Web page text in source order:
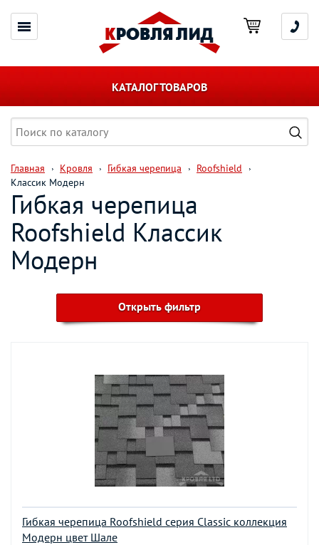
КАТАЛОГ ТОВАРОВ
Главная Кровля Гибкая черепица
Roofshield
Классик Модерн
Гибкая черепица
Roofshield Классик
Модерн
Открыть фильтр
Гибкая черепица Roofshield серия Classic коллекция
Модерн цвет Шале